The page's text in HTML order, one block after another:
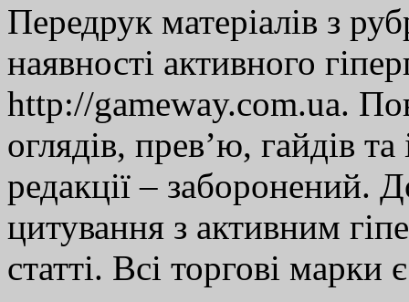
Передрук матеріалів з
наявності активного
http://gameway.com.ua.
оглядів, прев’ю, гайдів
редакції – заборонений.
цитування з активним
статті. Всі торгові марки